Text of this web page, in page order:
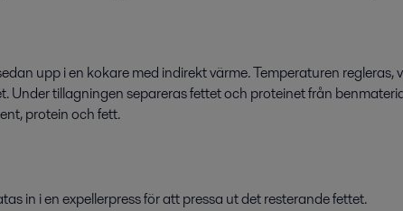
upp i en kokare med indirekt värme. Temperaturen
tillagningen separeras fettet och proteinet från
protein och fett.
in i en expellerpress för att pressa ut det resterande fettet.